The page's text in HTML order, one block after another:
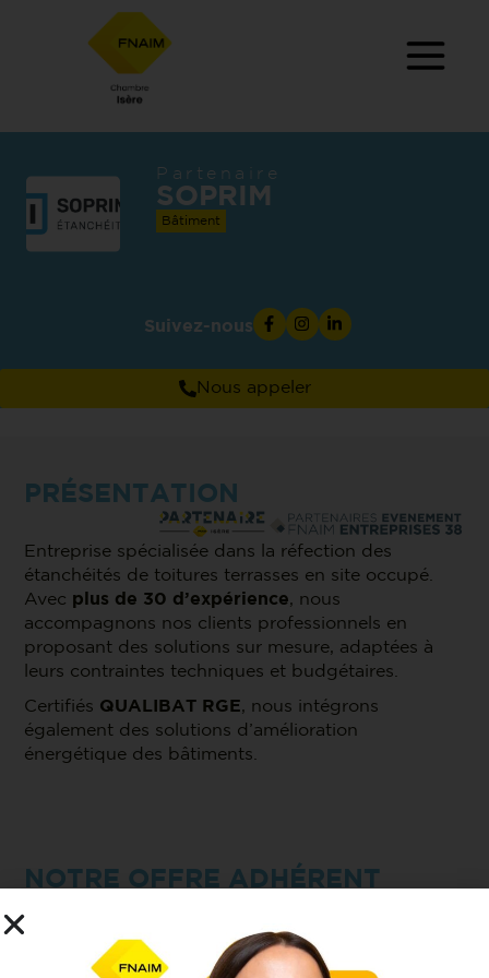
Partenaire
SOPRIM
Bâtiment
Nous appeler
Suivez-nous
PRÉSENTATION
Entreprise spécialisée dans la réfection des
étanchéités de toitures terrasses en site occupé.
Avec plus de 30 d’expérience, nous
accompagnons nos clients professionnels en
proposant des solutions sur mesure, adaptées à
leurs contraintes techniques et budgétaires.
Certifiés QUALIBAT RGE, nous intégrons
également des solutions d’amélioration
énergétique des bâtiments.
NOTRE OFFRE ADHÉRENT